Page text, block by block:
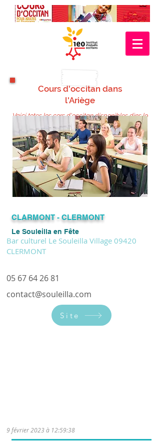
Cours d'occitan dans
l'Ariège
Vaicí totes los cors d'occitan disponibles dins lo
despartament d'Arièja
CLARMONT - CLERMONT
Le Souleilla en Fête
Bar culturel Le Souleilla Village 09420
CLERMONT
05 67 64 26 81
contact@souleilla.com
Site
9 février 2023 à 12:59:38